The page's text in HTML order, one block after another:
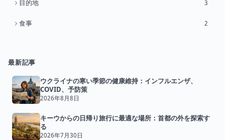
目的地 3
食事 2
最新記事
ウクライナの寒い季節の健康維持：インフルエンザ、
COVID、予防策
2026年8月8日
キーウからの日帰り旅行に最適な場所：首都の外を探索す
る
2026年7月30日